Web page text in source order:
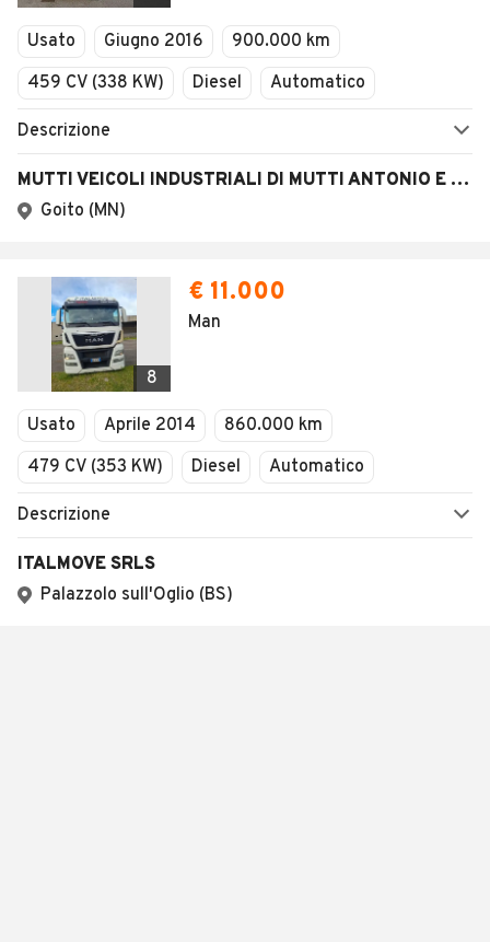
Concessionari
Usato Giugno 2016
900.000 km
459 CV (338 KW)
Diesel Automatico
Descrizione
MUTTI VEICOLI INDUSTRIALI DI MUTTI ANTONIO E STEFANO S.N.C.
Goito (MN)
8
€ 11.000
Man
Usato Aprile 2014
860.000 km
479 CV (353 KW)
Diesel Automatico
Descrizione
ITALMOVE SRLS
Palazzolo sull'Oglio (BS)